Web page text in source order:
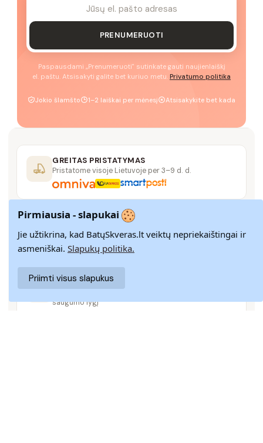
PRENUMERUOTI
Paspausdami „Prenumeruoti" sutinkate gauti naujienlaiškį
el. paštu. Atsisakyti galite bet kuriuo metu. Privatumo politika
Jokio šlamšto 1–2 laiškai per mėnesį Atsisakykite bet kada
GREITAS PRISTATYMAS
Pristatome visoje Lietuvoje per 3–9 d. d.
14 DIENŲ GRĄŽINIMAS
Paprastas grąžinimas paštomatais su pinigų
grąžinimo garantija
SAUGUS MOKĖJIMAS
SSL šifravimas užtikrina aukščiausią jūsų duomenų
saugumo lygį
Pirmiausia - slapukai
Jie užtikrina, kad BatųSkveras.lt veiktų nepriekaištingai ir
asmeniškai. Slapukų politika.
Priimti visus slapukus